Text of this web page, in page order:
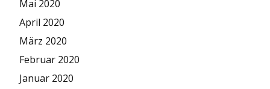
Mai 2020
April 2020
März 2020
Februar 2020
Januar 2020